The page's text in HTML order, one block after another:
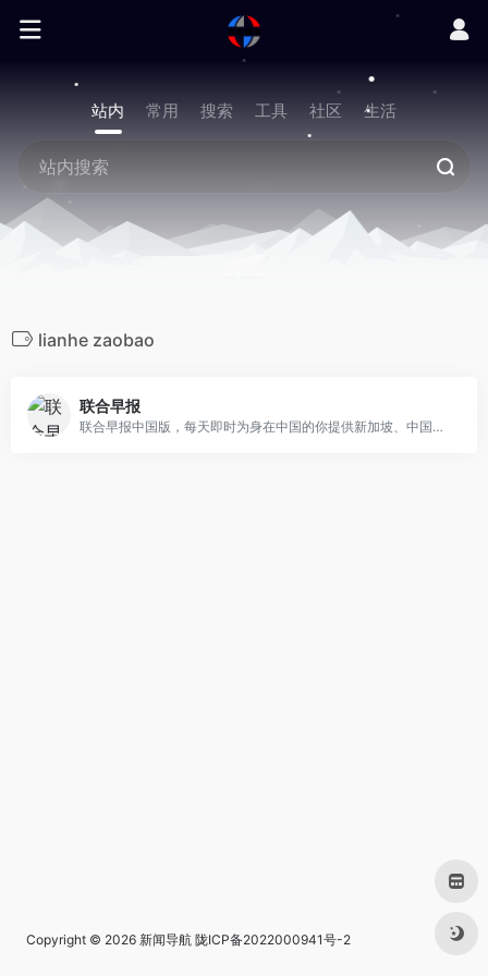
站内 常用 搜索 工具 社区 生活
lianhe zaobao
联合早报
联合早报中国版，每天即时为身在中国的你提供新加坡、中国、东南亚、亚洲和国际新闻。从财经、体育、生活娱乐资讯到评论分析、应有尽有，帮助你掌握全球趋势。
Copyright © 2026 新闻导航 陇ICP备2022000941号-2